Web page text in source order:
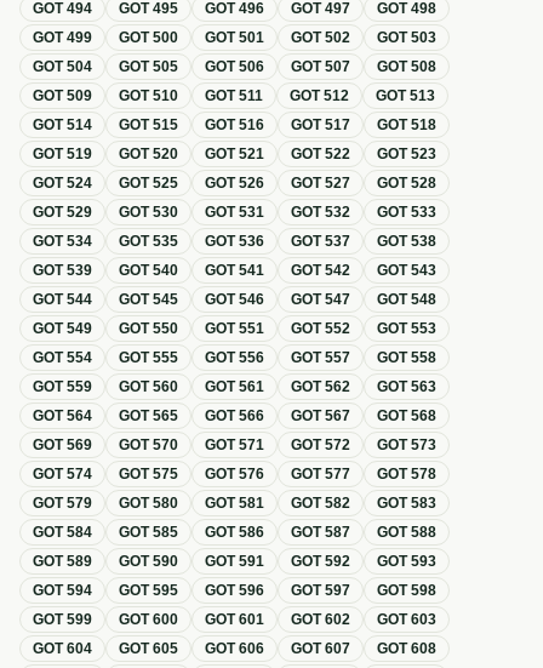
GOT494 GOT495 GOT496 GOT497 GOT498
GOT499 GOT500 GOT501 GOT502 GOT503
GOT504 GOT505 GOT506 GOT507 GOT508
GOT509 GOT510 GOT511 GOT512 GOT513
GOT514 GOT515 GOT516 GOT517 GOT518
GOT519 GOT520 GOT521 GOT522 GOT523
GOT524 GOT525 GOT526 GOT527 GOT528
GOT529 GOT530 GOT531 GOT532 GOT533
GOT534 GOT535 GOT536 GOT537 GOT538
GOT539 GOT540 GOT541 GOT542 GOT543
GOT544 GOT545 GOT546 GOT547 GOT548
GOT549 GOT550 GOT551 GOT552 GOT553
GOT554 GOT555 GOT556 GOT557 GOT558
GOT559 GOT560 GOT561 GOT562 GOT563
GOT564 GOT565 GOT566 GOT567 GOT568
GOT569 GOT570 GOT571 GOT572 GOT573
GOT574 GOT575 GOT576 GOT577 GOT578
GOT579 GOT580 GOT581 GOT582 GOT583
GOT584 GOT585 GOT586 GOT587 GOT588
GOT589 GOT590 GOT591 GOT592 GOT593
GOT594 GOT595 GOT596 GOT597 GOT598
GOT599 GOT600 GOT601 GOT602 GOT603
GOT604 GOT605 GOT606 GOT607 GOT608